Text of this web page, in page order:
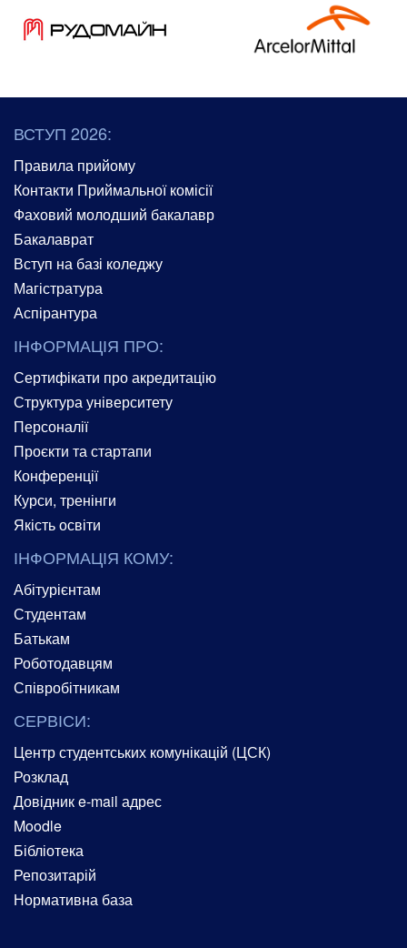
ВСТУП 2026:
Правила прийому
Контакти Приймальної комісії
Фаховий молодший бакалавр
Бакалаврат
Вступ на базі коледжу
Магістратура
Аспірантура
ІНФОРМАЦІЯ ПРО:
Сертифікати про акредитацію
Структура університету
Персоналії
Проєкти та стартапи
Конференції
Курси, тренінги
Якість освіти
ІНФОРМАЦІЯ КОМУ:
Абітурієнтам
Студентам
Батькам
Роботодавцям
Співробітникам
СЕРВІСИ:
Центр студентських комунікацій (ЦСК)
Розклад
Довідник e-mail адрес
Moodle
Бібліотека
Репозитарій
Нормативна база